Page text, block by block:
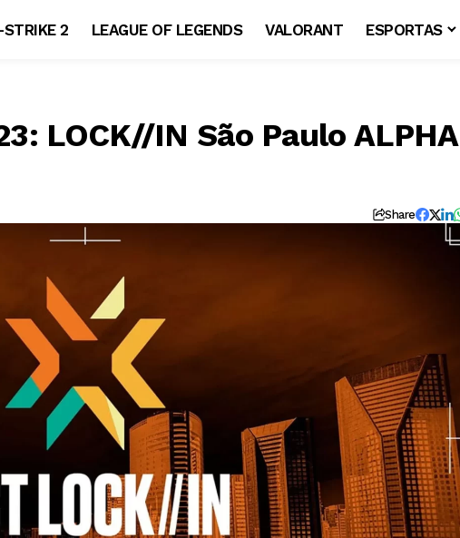
2 LEAGUE OF LEGENDS VALORANT ESPORTAS
LOCK//IN São Paulo ALPHA
Share